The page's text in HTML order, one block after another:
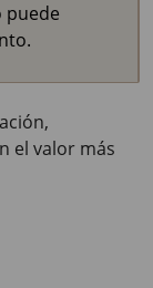
puede
el valor más